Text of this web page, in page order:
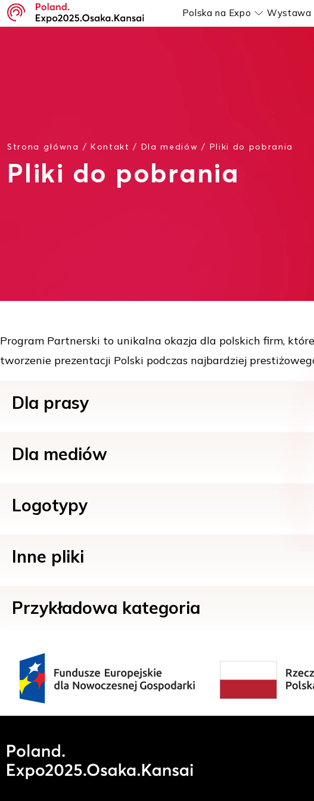
Polska na Expo
Pokaż
Wystawa
Strona główna / Kontakt / Dla mediów / Pliki do pobrania
Pliki do pobrania
Program Partnerski to unikalna okazja dla polskich firm,
tworzenie prezentacji Polski podczas najbardziej
Dla prasy
Dla mediów
Logotypy
Inne pliki
Przykładowa kategoria